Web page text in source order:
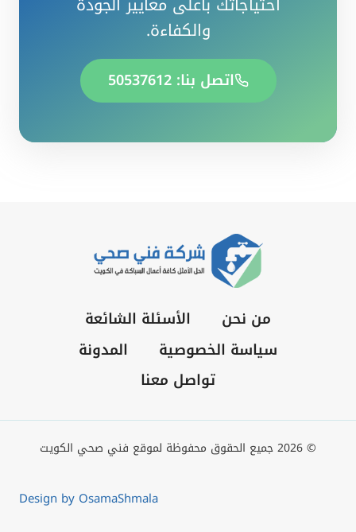
والكفاءة.
اتصل بنا: 50537612
من نحن
الأسئلة الشائعة
سياسة الخصوصية
المدونة
تواصل معنا
© 2026 جميع الحقوق محفوظة لموقع فني صحي الكويت
Design by OsamaShmala